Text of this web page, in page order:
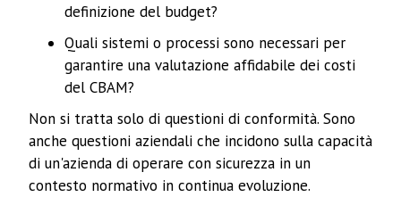
definizione del budget?
Quali sistemi o processi sono necessari per
garantire una valutazione affidabile dei costi
del CBAM?
Non si tratta solo di questioni di conformità. Sono
anche questioni aziendali che incidono sulla capacità
di un'azienda di operare con sicurezza in un
contesto normativo in continua evoluzione.